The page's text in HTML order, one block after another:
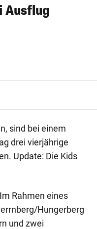
Ausflug
sind bei einem
drei vierjährige
Update: Die Kids
Rahmen eines
Hungerberg
und zwei